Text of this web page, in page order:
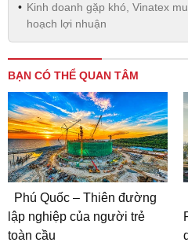
Kinh doanh gặp khó, Vinatex
hoạch lợi nhuận
BẠN CÓ THỂ QUAN TÂM
Phú Quốc – Thiên đường
lập nghiệp của người trẻ
toàn cầu